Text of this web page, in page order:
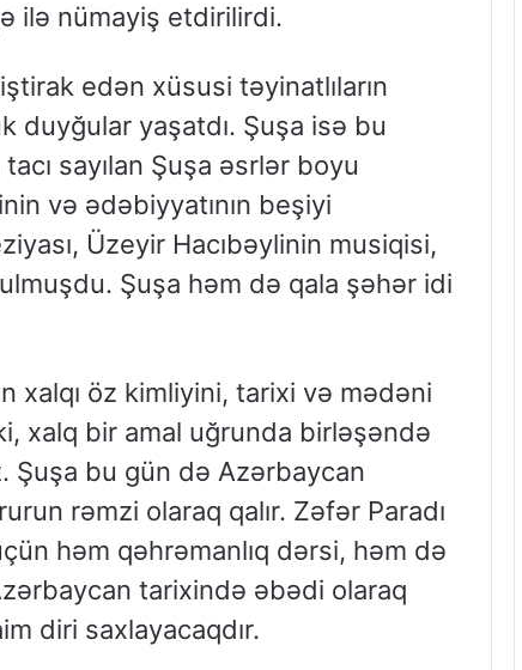
ilə nümayiş etdirilirdi.
edən xüsusi təyinatlıların
duyğular yaşatdı. Şuşa isə bu
sayılan Şuşa əsrlər boyu
və ədəbiyyatının beşiyi
Üzeyir Hacıbəylinin musiqisi,
Şuşa həm də qala şəhər idi
xalqı öz kimliyini, tarixi və mədəni
xalq bir amal uğrunda birləşəndə
Şuşa bu gün də Azərbaycan
rəmzi olaraq qalır. Zəfər Paradı
həm qəhrəmanlıq dərsi, həm də
tarixində əbədi olaraq
diri saxlayacaqdır.